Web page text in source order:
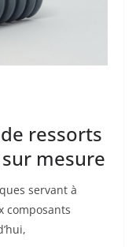
ressorts
mesure
servant à
composants